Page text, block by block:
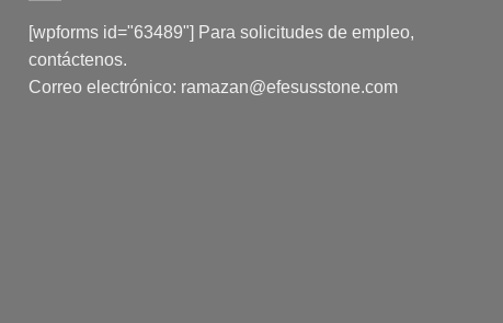
[wpforms id="63489"] Para solicitudes de empleo,
contáctenos.
Correo electrónico: ramazan@efesusstone.com